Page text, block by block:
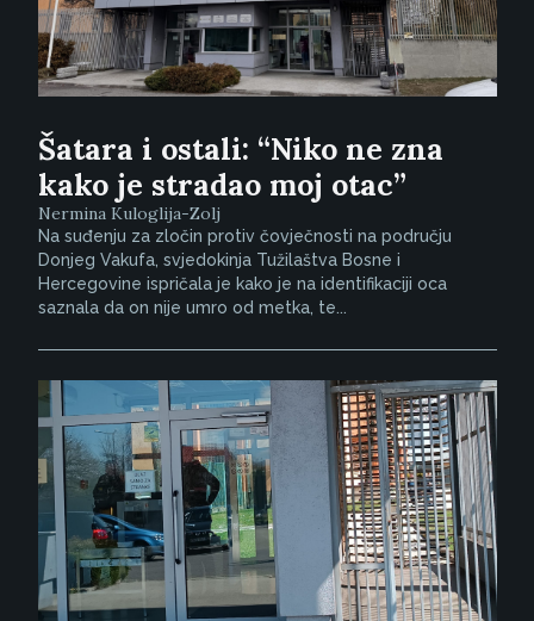
Šatara i ostali: “Niko ne zna
kako je stradao moj otac”
Nermina Kuloglija-Zolj
Na suđenju za zločin protiv čovječnosti na području
Donjeg Vakufa, svjedokinja Tužilaštva Bosne i
Hercegovine ispričala je kako je na identifikaciji oca
saznala da on nije umro od metka, te...